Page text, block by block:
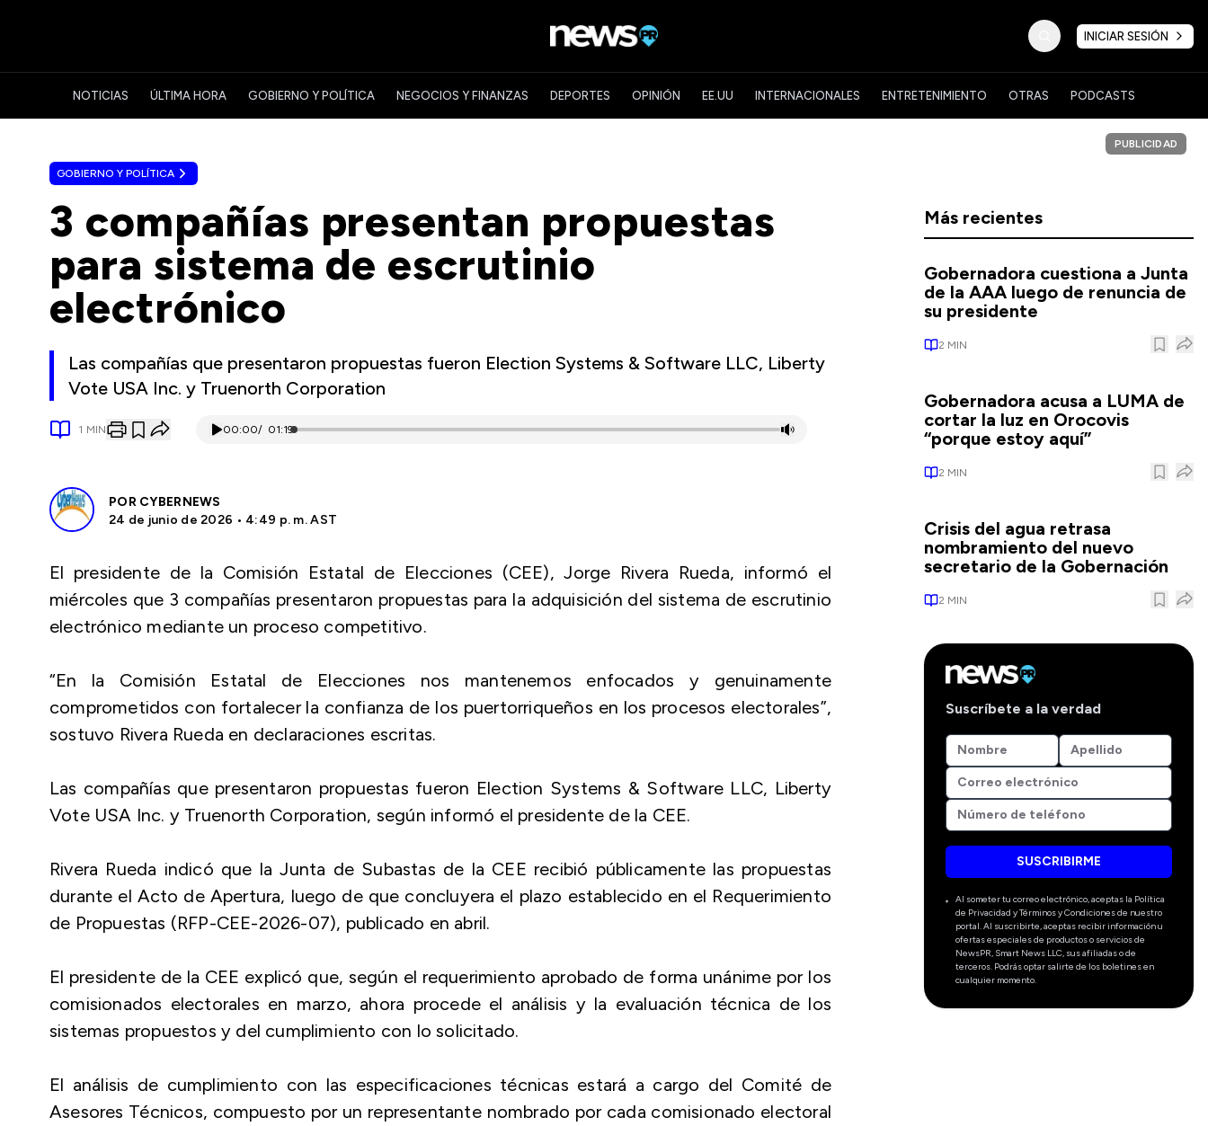
INICIAR SESIÓN
NOTICIAS ÚLTIMA HORA GOBIERNO Y POLÍTICA NEGOCIOS Y FINANZAS DEPORTES OPINIÓN EE.UU INTERNACIONALES ENTRETENIMIENTO OTRAS PODCASTS
GOBIERNO Y POLÍTICA
3 compañías presentan propuestas
para sistema de escrutinio
electrónico
Las compañías que presentaron propuestas fueron Election Systems & Software LLC, Liberty
Vote USA Inc. y Truenorth Corporation
1 MIN 00:00/ 01:19
POR CYBERNEWS
24 de junio de 2026 • 4:49 p. m. AST
El presidente de la Comisión Estatal de Elecciones (CEE), Jorge Rivera Rueda, informó el
miércoles que 3 compañías presentaron propuestas para la adquisición del sistema de escrutinio
electrónico mediante un proceso competitivo.
“En la Comisión Estatal de Elecciones nos mantenemos enfocados y genuinamente
comprometidos con fortalecer la confianza de los puertorriqueños en los procesos electorales”,
sostuvo Rivera Rueda en declaraciones escritas.
Las compañías que presentaron propuestas fueron Election Systems & Software LLC, Liberty
Vote USA Inc. y Truenorth Corporation, según informó el presidente de la CEE.
Rivera Rueda indicó que la Junta de Subastas de la CEE recibió públicamente las propuestas
durante el Acto de Apertura, luego de que concluyera el plazo establecido en el Requerimiento
de Propuestas (RFP-CEE-2026-07), publicado en abril.
El presidente de la CEE explicó que, según el requerimiento aprobado de forma unánime por los
comisionados electorales en marzo, ahora procede el análisis y la evaluación técnica de los
sistemas propuestos y del cumplimiento con lo solicitado.
El análisis de cumplimiento con las especificaciones técnicas estará a cargo del Comité de
Asesores Técnicos, compuesto por un representante nombrado por cada comisionado electoral
PUBLICIDAD
Más recientes
Gobernadora cuestiona a Junta
de la AAA luego de renuncia de
su presidente
2 MIN
Gobernadora acusa a LUMA de
cortar la luz en Orocovis
“porque estoy aquí”
2 MIN
Crisis del agua retrasa
nombramiento del nuevo
secretario de la Gobernación
2 MIN
Suscríbete a la verdad
SUSCRIBIRME
Al someter tu correo electrónico, aceptas la Política
de Privacidad y Términos y Condiciones de nuestro
portal. Al suscribirte, aceptas recibir información u
ofertas especiales de productos o servicios de
NewsPR, Smart News LLC, sus afiliadas o de
terceros. Podrás optar salirte de los boletines en
cualquier momento.